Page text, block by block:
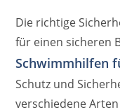
Die richtige
für einen sicheren
Schwimmhilfen
Schutz und
verschiedene